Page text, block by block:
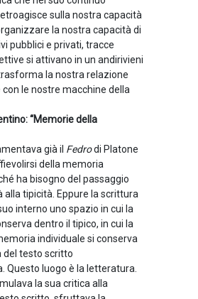
sulla nostra capacità
la nostra capacità di
pubblici e privati, tracce
si attivano in un andirivieni
la nostra relazione
con le nostre macchine della
“Memorie della
già il Fedrodi Platone
della memoria
ha bisogno del passaggio
alla tipicità. Eppure la scrittura
interno uno spazio in cui la
dentro il tipico, in cui la
individuale si conserva
del testo scritto
Questo luogo è la letteratura.
la sua critica alla